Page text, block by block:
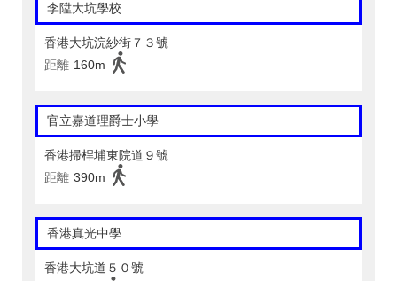
李陞大坑學校
香港大坑浣紗街７３號
距離 160m
官立嘉道理爵士小學
香港掃桿埔東院道９號
距離 390m
香港真光中學
香港大坑道５０號